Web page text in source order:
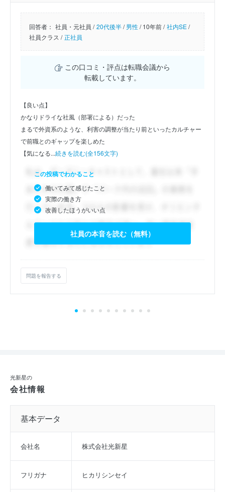
回答者： 社員・元社員 / 20代後半/男性/10年前 / 社内SE/
社員クラス / 正社員
この口コミ・評点は転職会議から
転載しています。
【良い点】
かなりドライな社風（部署による）だった
まるで外資系のような、利害の調整が当たり前といったカルチャー
で前職とのギャップを楽しめた
【気になる...続きを読む(全156文字)
この投稿でわかること
働いてみて感じたこと
実際の働き方
改善したほうがいい点
社員の本音を読む（無料）
問題を報告する
光新星の
会社情報
基本データ
会社名 株式会社光新星
フリガナ ヒカリシンセイ